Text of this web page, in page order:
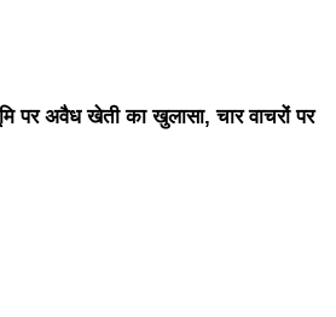
पर अवैध खेती का खुलासा, चार वाचरों पर